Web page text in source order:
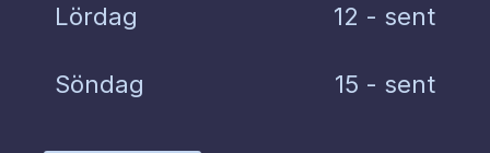
Lördag 12 - sent
Söndag 15 - sent